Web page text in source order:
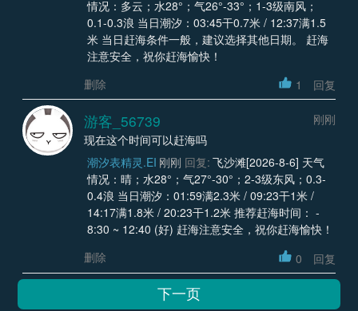
情况：多云；水28°；气26°-33°；1-3级南风；
0.1-0.3浪 当日潮汐：03:45干0.7米 / 12:37满1.5
米 当日赶海条件一般，建议选择其他日期。 赶海
注意安全，祝你赶海愉快！
删除
1 回复
游客_56739
刚刚
现在这个时间可以赶海吗
潮汐表精灵.EI 刚刚 回复: 飞沙滩[2026-8-6] 天气
情况：晴；水28°；气27°-30°；2-3级东风；0.3-
0.4浪 当日潮汐：01:59满2.3米 / 09:23干1米 /
14:17满1.8米 / 20:23干1.2米 推荐赶海时间： -
8:30 ~ 12:40 (好) 赶海注意安全，祝你赶海愉快！
删除
0 回复